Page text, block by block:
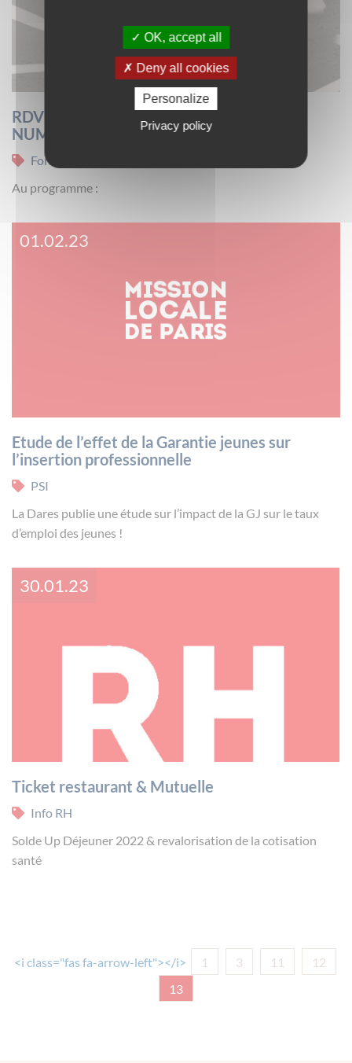
RDV DE LA FORMATION METIERS DU
NUMERIQUE LE 14 FEVRIER AU QJ
Formation - Orientation
Au programme :
01.02.23
Etude de l’effet de la Garantie jeunes sur
l’insertion professionnelle
PSI
La Dares publie une étude sur l’impact de la GJ sur le taux
d’emploi des jeunes !
30.01.23
Ticket restaurant & Mutuelle
Info RH
Solde Up Déjeuner 2022 & revalorisation de la cotisation
santé
<i class="fas fa-arrow-left"></i> 1 3 11
12
13
OK, accept all
Deny all cookies
Personalize
Privacy policy